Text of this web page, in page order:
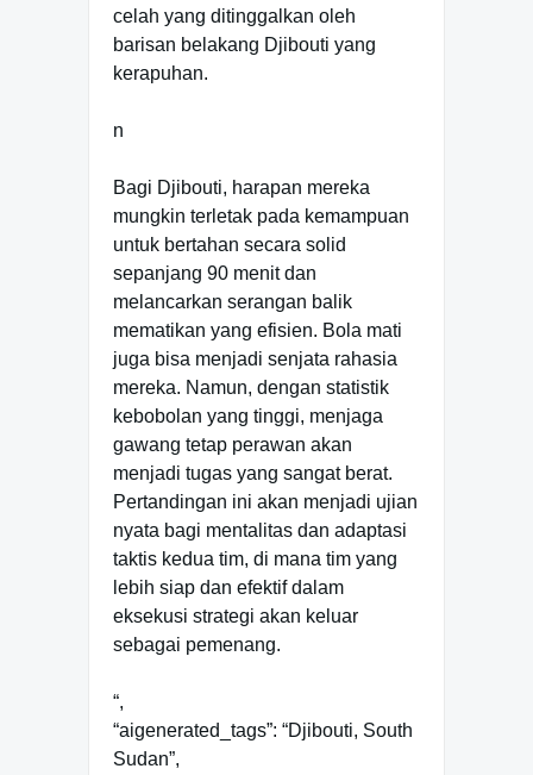
celah yang ditinggalkan oleh
barisan belakang Djibouti yang
kerapuhan.
n
Bagi Djibouti, harapan mereka
mungkin terletak pada kemampuan
untuk bertahan secara solid
sepanjang 90 menit dan
melancarkan serangan balik
mematikan yang efisien. Bola mati
juga bisa menjadi senjata rahasia
mereka. Namun, dengan statistik
kebobolan yang tinggi, menjaga
gawang tetap perawan akan
menjadi tugas yang sangat berat.
Pertandingan ini akan menjadi ujian
nyata bagi mentalitas dan adaptasi
taktis kedua tim, di mana tim yang
lebih siap dan efektif dalam
eksekusi strategi akan keluar
sebagai pemenang.
“,
“aigenerated_tags”: “Djibouti, South
Sudan”,